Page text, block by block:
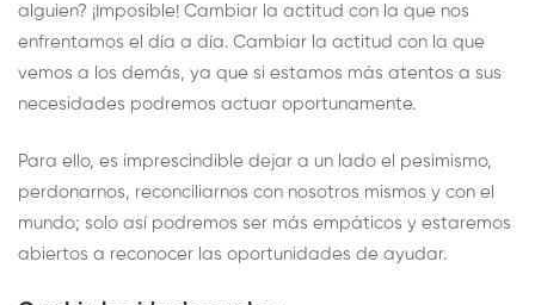
alguien? ¡Imposible! Cambiar la actitud con la que nos
enfrentamos el día a día. Cambiar la actitud con la que
vemos a los demás, ya que si estamos más atentos a sus
necesidades podremos actuar oportunamente.
Para ello, es imprescindible dejar a un lado el pesimismo,
perdonarnos, reconciliarnos con nosotros mismos y con el
mundo; solo así podremos ser más empáticos y estaremos
abiertos a reconocer las oportunidades de ayudar.